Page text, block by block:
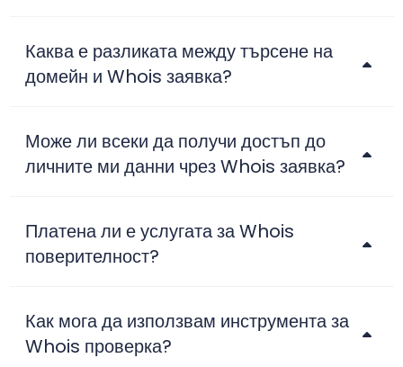
Каква е разликата между търсене на
домейн и Whois заявка?
Може ли всеки да получи достъп до
личните ми данни чрез Whois заявка?
Платена ли е услугата за Whois
поверителност?
Как мога да използвам инструмента за
Whois проверка?